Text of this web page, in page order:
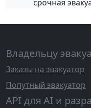
срочная
Владельцу
Заказы на эвакуатор
Попутный эвакуатор
API для AI и